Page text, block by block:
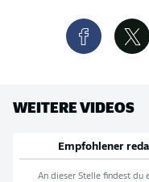
WEITERE VIDEOS
Empfohlener
An dieser Stelle findest du